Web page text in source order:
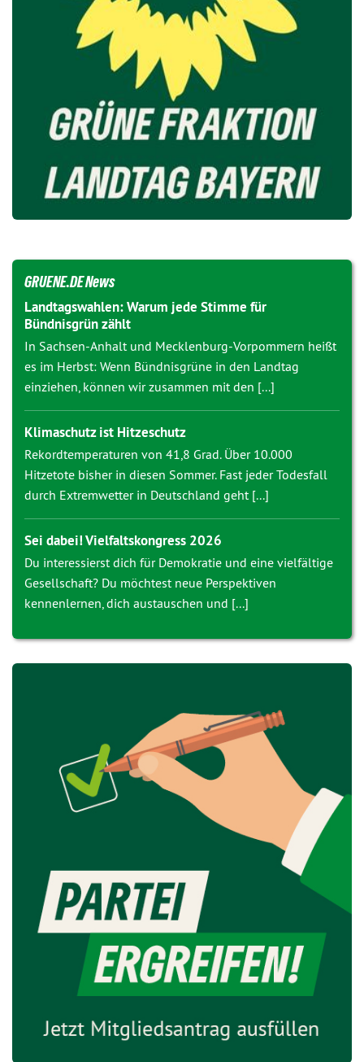
GRUENE.DE News
Landtagswahlen: Warum jede Stimme für
Bündnisgrün zählt
In Sachsen-Anhalt und Mecklenburg-Vorpommern heißt
es im Herbst: Wenn Bündnisgrüne in den Landtag
einziehen, können wir zusammen mit den [...]
Klimaschutz ist Hitzeschutz
Rekordtemperaturen von 41,8 Grad. Über 10.000
Hitzetote bisher in diesen Sommer. Fast jeder Todesfall
durch Extremwetter in Deutschland geht [...]
Sei dabei! Vielfaltskongress 2026
Du interessierst dich für Demokratie und eine vielfältige
Gesellschaft? Du möchtest neue Perspektiven
kennenlernen, dich austauschen und [...]